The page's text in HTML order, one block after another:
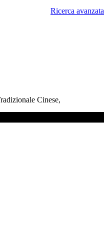
Ricerca avanzata
Cinese,